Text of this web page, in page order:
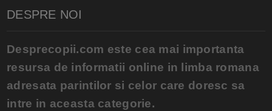
DESPRE NOI
Desprecopii.com este cea mai importanta
resursa de informatii online in limba romana
adresata parintilor si celor care doresc sa
intre in aceasta categorie.